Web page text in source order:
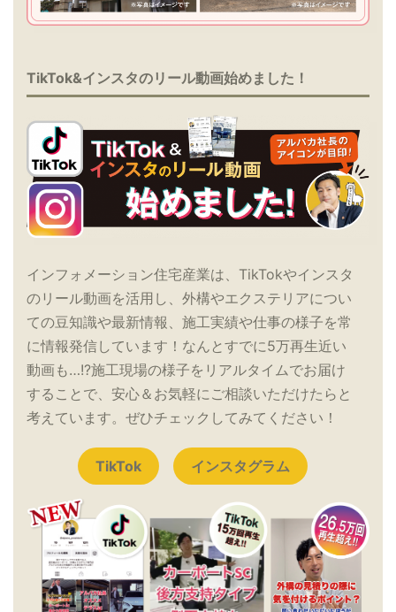
TikTok&インスタのリール動画始めました！
インフォメーション住宅産業は、TikTokやインスタ
のリール動画を活用し、外構やエクステリアについ
ての豆知識や最新情報、施工実績や仕事の様子を常
に情報発信しています！なんとすでに5万再生近い
動画も…!?施工現場の様子をリアルタイムでお届け
することで、安心＆お気軽にご相談いただけたらと
考えています。ぜひチェックしてみてください！
TikTok インスタグラム